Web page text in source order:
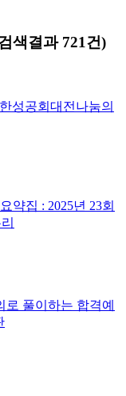
색결과 721건)
성공회대전나눔의
약집 : 2025년 23회
풀이하는 합격예